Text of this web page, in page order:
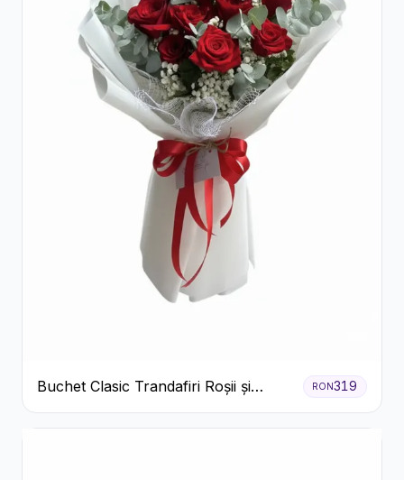
Buchet Clasic Trandafiri Roșii și
Eucalipt
RON319